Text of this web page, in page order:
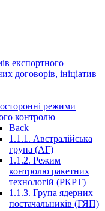
експортного
договорів, ініціатив
режими
контролю
Back
1.1.1. Австралійська
група (АГ)
1.1.2. Режим
контролю ракетних
технологій (РКРТ)
1.1.3. Група ядерних
постачальників (ГЯП)